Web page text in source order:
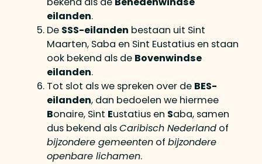
eilanden.
De SSS-eilanden bestaan uit Sint
Maarten, Saba en Sint Eustatius en staan
ook bekend als de Bovenwindse
eilanden.
Tot slot als we spreken over de BES-
eilanden, dan bedoelen we hiermee
Bonaire, Sint Eustatius en Saba, samen
dus bekend alsCaribisch Nederland of
bijzondere gemeenten of bijzondere
openbare lichamen.